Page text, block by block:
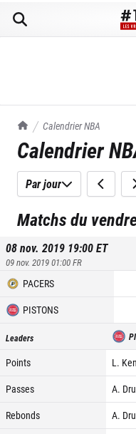
TrashTalk Actu NBA
Calendrier NBA
Calendrier
Par jour
Matchs du
08 nov. 2019 19:00ET
09 nov. 2019 01:00FR
PACERS
PISTONS
Leaders
Points L.
Passes
A.
Rebonds
A.